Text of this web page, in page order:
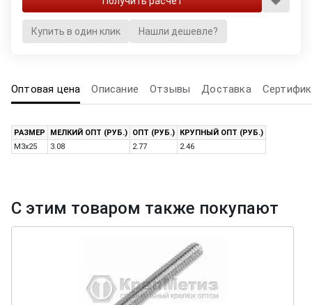
Купить в один клик Нашли дешевле?
Оптовая цена Описание Отзывы Доставка
РАЗМЕР МЕЛКИЙ ОПТ (РУБ.) ОПТ (РУБ.)
КРУПНЫЙ ОПТ (РУБ.)
M3x25
3.08 2.77 2.46
С этим товаром также покупают